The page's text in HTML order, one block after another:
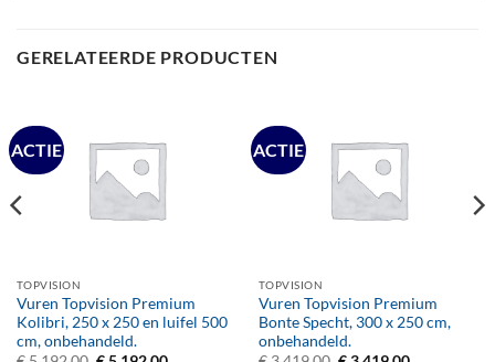
GERELATEERDE PRODUCTEN
ACTIE
TOPVISION
Vuren Topvision Premium
Kolibri, 250 x 250 en luifel 500
cm, onbehandeld.
ACTIE
TOPVISION
Vuren Topvision Premium
Bonte Specht, 300 x 250 cm,
onbehandeld.